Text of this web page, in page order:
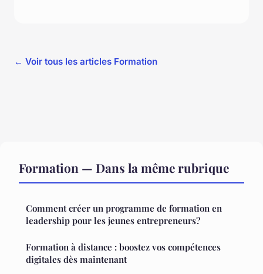
← Voir tous les articles Formation
Formation — Dans la même rubrique
Comment créer un programme de formation en
leadership pour les jeunes entrepreneurs?
Formation à distance : boostez vos compétences
digitales dès maintenant